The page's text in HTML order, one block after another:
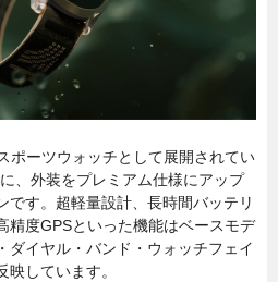
ポーツウォッチとして展開されてい
、外装をプレミアム仕様にアップ
です。超軽量設計、長時間バッテリ
精度GPSといった機能はベースモデ
ダイヤル・バンド・ウォッチフェイ
しています。